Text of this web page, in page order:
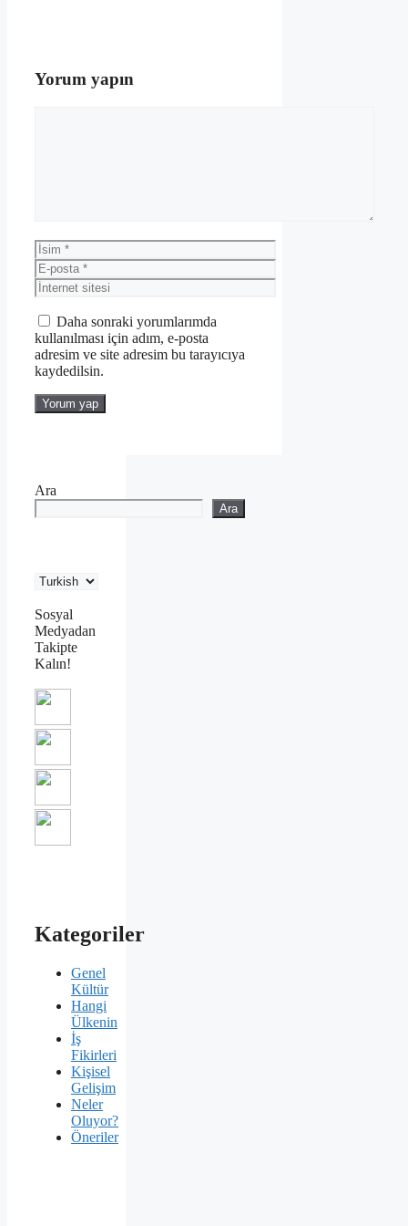
Yorum yapın
İsim
E-
posta
İnternet
sitesi
Daha sonraki yorumlarımda
kullanılması için adım, e-posta
adresim ve site adresim bu tarayıcıya
kaydedilsin.
Ara
Ara
Sosyal
Medyadan
Takipte
Kalın!
Kategoriler
Genel
Kültür
Hangi
Ülkenin
İş
Fikirleri
Kişisel
Gelişim
Neler
Oluyor?
Öneriler